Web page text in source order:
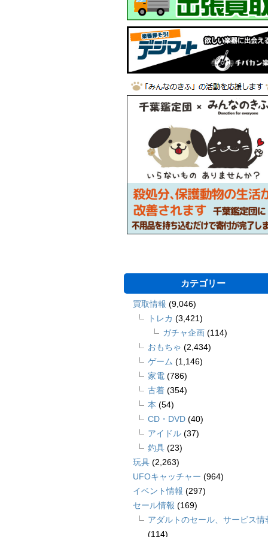
カテゴリー
買取情報 (9,046)
トレカ (3,421)
ガチャ企画 (114)
おもちゃ (2,434)
ゲーム (1,146)
家電 (786)
古着 (354)
本 (54)
CD・DVD (40)
アイドル (37)
釣具 (23)
玩具 (2,263)
UFOキャッチャー (964)
イベント情報 (297)
セール情報 (169)
アダルトのセール、サービス情
(114)